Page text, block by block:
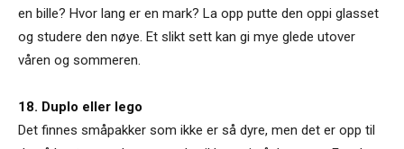
en bille? Hvor lang er en mark? La opp putte den oppi glasset
og studere den nøye. Et slikt sett kan gi mye glede utover
våren og sommeren.
18. Duplo eller lego
Det finnes småpakker som ikke er så dyre, men det er opp til